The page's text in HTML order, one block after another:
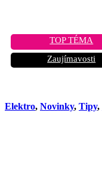
TOP TÉMA
Zaujímavosti
Elektro, Novinky, Tipy,